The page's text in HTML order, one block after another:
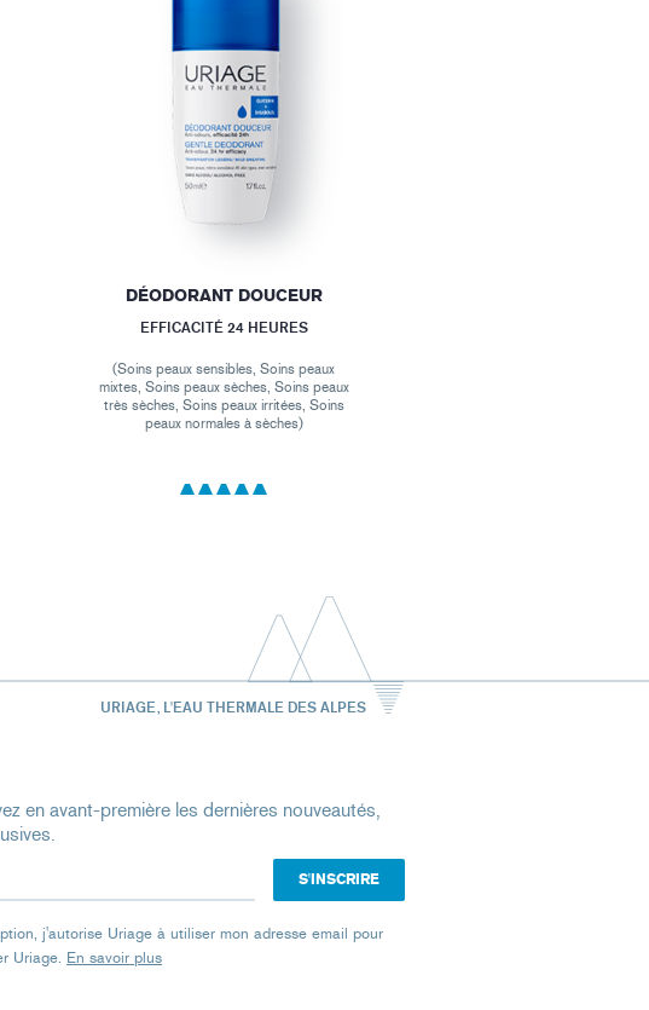
DÉODORANT DOUCEUR
EFFICACITÉ 24 HEURES
(Soins peaux sensibles, Soins peaux
mixtes, Soins peaux sèches, Soins peaux
très sèches, Soins peaux irritées, Soins
peaux normales à sèches)
URIAGE, L'EAU THERMALE DES ALPES
en avant-première les dernières nouveautés,
j'autorise Uriage à utiliser mon adresse email pour
Uriage. En savoir plus